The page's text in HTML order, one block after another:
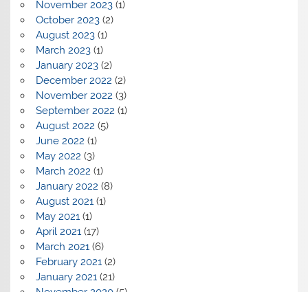
November 2023(1)
October 2023(2)
August 2023(1)
March 2023(1)
January 2023(2)
December 2022 (2)
November 2022 (3)
September 2022 (1)
August 2022 (5)
June 2022 (1)
May 2022 (3)
March 2022 (1)
January 2022 (8)
August 2021(1)
May 2021(1)
April 2021(17)
March 2021(6)
February 2021(2)
January 2021(21)